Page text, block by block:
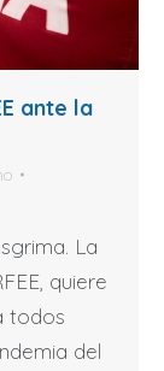
ante la
La
quiere
todos
del